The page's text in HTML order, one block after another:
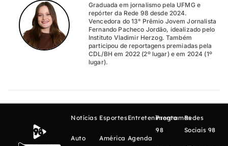
Graduada em jornalismo pela UFMG e
repórter da Rede 98 desde 2024.
Vencedora do 13° Prêmio Jovem Jornalista
Fernando Pacheco Jordão, idealizado pelo
Instituto Vladimir Herzog. Também
participou de reportagens premiadas pela
CDL/BH em 2022 (2º lugar) e em 2024 (1º
lugar).
Notícias
Auto
Esportes
América
Entretenimento
Agenda
Programas
98
Redes
Sociais 98